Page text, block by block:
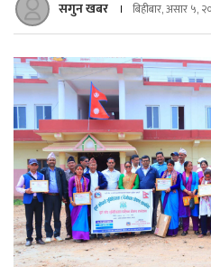
सगुन खबर बिहीबार, असार ५,